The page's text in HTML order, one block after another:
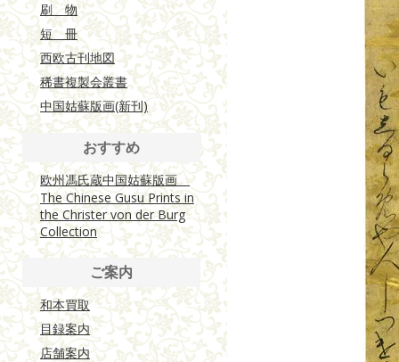
刷 物
短 冊
西欧古刊地図
稀書複製会叢書
中国姑蘇版画(新刊)
おすすめ
欧州馮氏蔵中国姑蘇版画
The Chinese Gusu Prints in
the Christer von der Burg
Collection
ご案内
和本買取
目録案内
店舗案内